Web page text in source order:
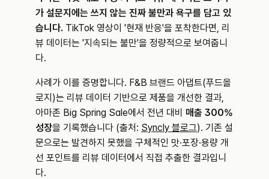
가 설문지에는 쓰지 않는 진짜 불만과 욕구를 담고 있
습니다. TikTok 영상이 '현재 반응'을 포착한다면, 리
뷰 데이터는 '지속되는 불만'을 정량적으로 보여줍니
다.
사례가 이를 증명합니다. F&B 브랜드 아댑트(푸드올
로지)는 리뷰 데이터 기반으로 제품을 개선한 결과,
아마존 Big Spring Sale에서 전년 대비 매출 300%
성장을 기록했습니다 (출처: Syncly 블로그). 기존 설
문으로는 발견하지 못했을 구체적인 맛·포장·용량 개
선 포인트를 리뷰 데이터에서 직접 추출한 결과입니
다.